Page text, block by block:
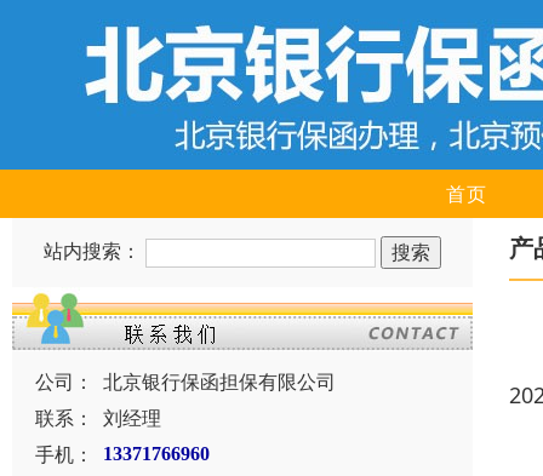
首页
站内搜索：
公司：
北京银行保函担保有限公司
联系：
刘经理
手机：
13371766960
产